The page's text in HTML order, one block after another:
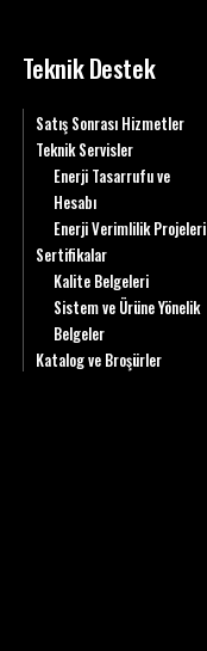
Teknik Destek
Satış Sonrası Hizmetler
Teknik Servisler
Enerji Tasarrufu ve
Hesabı
Enerji Verimlilik Projeleri
Sertifikalar
Kalite Belgeleri
Sistem ve Ürüne Yönelik
Belgeler
Katalog ve Broşürler